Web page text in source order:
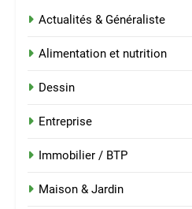
Actualités & Généraliste
Alimentation et nutrition
Dessin
Entreprise
Immobilier / BTP
Maison & Jardin